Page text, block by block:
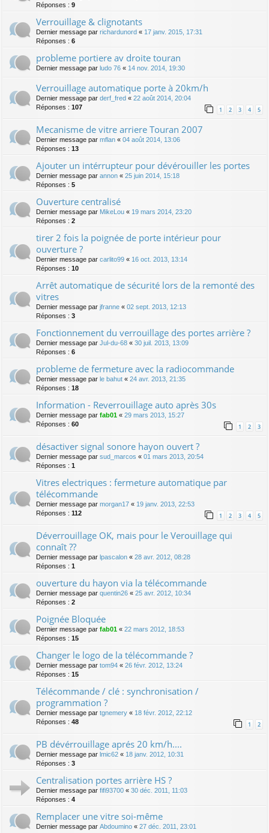
Réponses : 9
Verrouillage & clignotants
Dernier message par richardunord « 17 janv. 2015, 17:31
Réponses : 6
probleme portiere av droite touran
Dernier message par ludo 76 « 14 nov. 2014, 19:30
Verrouillage automatique porte à 20km/h
Dernier message par derf_fred « 22 août 2014, 20:04
Réponses : 107 1 2 3 4 5
Mecanisme de vitre arriere Touran 2007
Dernier message par mflan « 04 août 2014, 13:06
Réponses : 13
Ajouter un intérrupteur pour dévérouiller les portes
Dernier message par annon « 25 juin 2014, 15:18
Réponses : 5
Ouverture centralisé
Dernier message par MikeLou « 19 mars 2014, 23:20
Réponses : 2
tirer 2 fois la poignée de porte intérieur pour
ouverture ?
Dernier message par carlito99 « 16 oct. 2013, 13:14
Réponses : 10
Arrêt automatique de sécurité lors de la remonté des
vitres
Dernier message par jfranne « 02 sept. 2013, 12:13
Réponses : 3
Fonctionnement du verrouillage des portes arrière ?
Dernier message par Jul-du-68 « 30 juil. 2013, 13:09
Réponses : 6
probleme de fermeture avec la radiocommande
Dernier message par le bahut « 24 avr. 2013, 21:35
Réponses : 18
Information - Reverrouillage auto après 30s
Dernier message par fab01 « 29 mars 2013, 15:27
Réponses : 60 1 2 3
désactiver signal sonore hayon ouvert ?
Dernier message par sud_marcos « 01 mars 2013, 20:54
Réponses : 1
Vitres electriques : fermeture automatique par
télécommande
Dernier message par morgan17 « 19 janv. 2013, 22:53
Réponses : 112 1 2 3 4 5
Déverrouillage OK, mais pour le Verouillage qui
connaît ??
Dernier message par lpascalon « 28 avr. 2012, 08:28
Réponses : 1
ouverture du hayon via la télécommande
Dernier message par quentin26 « 25 avr. 2012, 10:34
Réponses : 2
Poignée Bloquée
Dernier message par fab01 « 22 mars 2012, 18:53
Réponses : 15
Changer le logo de la télécommande ?
Dernier message par tom94 « 26 févr. 2012, 13:24
Réponses : 15
Télécommande / clé : synchronisation /
programmation ?
Dernier message par tgnemery « 18 févr. 2012, 22:12
Réponses : 48 1 2
PB dévérrouillage aprés 20 km/h....
Dernier message par lmic62 « 18 janv. 2012, 10:31
Réponses : 3
Centralisation portes arrière HS ?
Dernier message par fifi93700 « 30 déc. 2011, 11:03
Réponses : 4
Remplacer une vitre soi-même
Dernier message par Abdoumino « 27 déc. 2011, 23:01